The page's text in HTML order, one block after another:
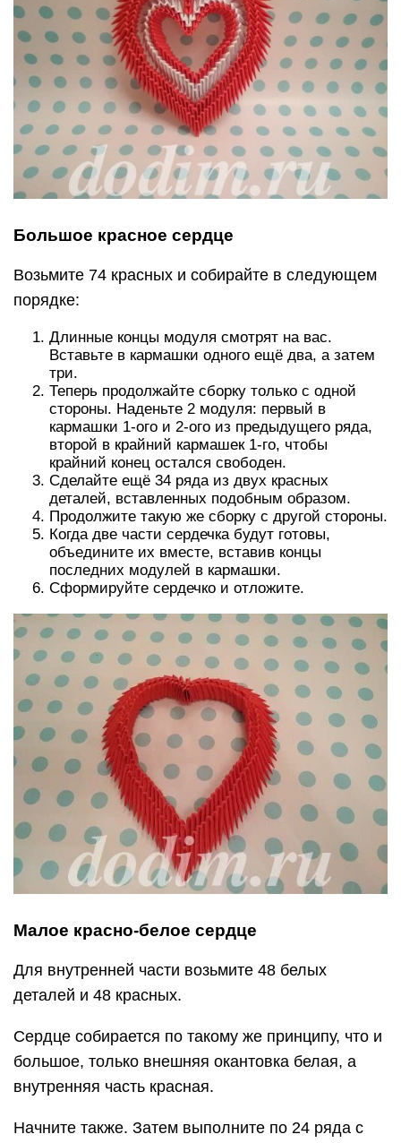
Большое красное сердце
Возьмите 74 красных и собирайте в следующем
порядке:
Длинные концы модуля смотрят на вас.
Вставьте в кармашки одного ещё два, а затем
три.
Теперь продолжайте сборку только с одной
стороны. Наденьте 2 модуля: первый в
кармашки 1-ого и 2-ого из предыдущего ряда,
второй в крайний кармашек 1-го, чтобы
крайний конец остался свободен.
Сделайте ещё 34 ряда из двух красных
деталей, вставленных подобным образом.
Продолжите такую же сборку с другой стороны.
Когда две части сердечка будут готовы,
объедините их вместе, вставив концы
последних модулей в кармашки.
Сформируйте сердечко и отложите.
Малое красно-белое сердце
Для внутренней части возьмите 48 белых
деталей и 48 красных.
Сердце собирается по такому же принципу, что и
большое, только внешняя окантовка белая, а
внутренняя часть красная.
Начните также. Затем выполните по 24 ряда с